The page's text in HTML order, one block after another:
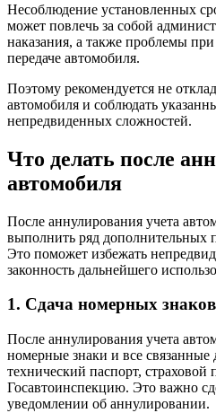
Несоблюдение установленных
может повлечь за собой
наказания, а также проблемы
передаче автомобиля.
Поэтому рекомендуется не
автомобиля и соблюдать
непредвиденных сложностей.
Что делать после
автомобиля
После аннулирования учета
выполнить ряд дополнительных
Это поможет избежать
законность дальнейшего
1. Сдача номерных
После аннулирования учета
номерные знаки и все связанные
технический паспорт,
Госавтоинспекцию. Это важно
уведомлении об аннулировании.